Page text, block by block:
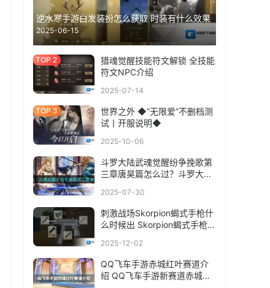
逆水寒手游白发装扮怎么获取 时装有什么效果
2025-06-15
猎魂觉醒技能符文解锁 全技能
符文NPC介绍
2025-07-14
世界之外 ◆”无限爱”不删档测
试丨开服说明◆
2025-10-06
斗罗大陆武魂觉醒纷争挽歌第
三章唐昊篇怎么过？斗罗大陆
篇通关攻略
2025-07-30
刺激战场Skorpion蝎式手枪什
么时候出 Skorpion蝎式手枪上
2025-12-02
QQ飞车手游赤城红叶赛道介
绍 QQ飞车手游新赛道赤城红